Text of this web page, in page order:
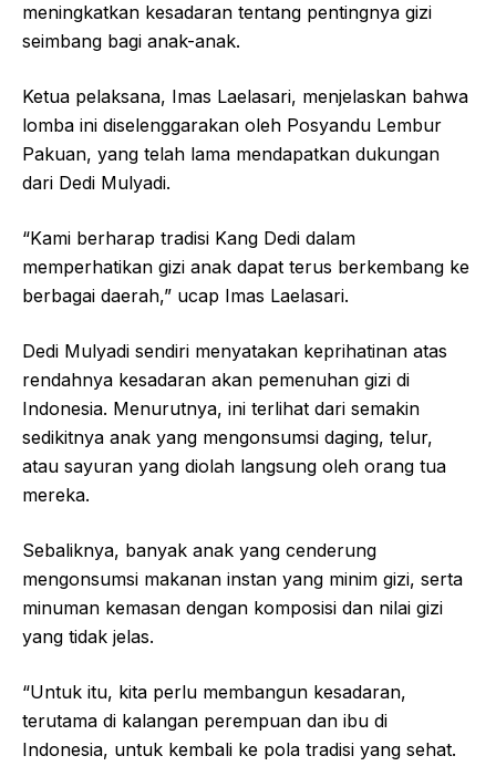
meningkatkan kesadaran tentang pentingnya gizi
seimbang bagi anak-anak.
Ketua pelaksana, Imas Laelasari, menjelaskan bahwa
lomba ini diselenggarakan oleh Posyandu Lembur
Pakuan, yang telah lama mendapatkan dukungan
dari Dedi Mulyadi.
“Kami berharap tradisi Kang Dedi dalam
memperhatikan gizi anak dapat terus berkembang ke
berbagai daerah,” ucap Imas Laelasari.
Dedi Mulyadi sendiri menyatakan keprihatinan atas
rendahnya kesadaran akan pemenuhan gizi di
Indonesia. Menurutnya, ini terlihat dari semakin
sedikitnya anak yang mengonsumsi daging, telur,
atau sayuran yang diolah langsung oleh orang tua
mereka.
Sebaliknya, banyak anak yang cenderung
mengonsumsi makanan instan yang minim gizi, serta
minuman kemasan dengan komposisi dan nilai gizi
yang tidak jelas.
“Untuk itu, kita perlu membangun kesadaran,
terutama di kalangan perempuan dan ibu di
Indonesia, untuk kembali ke pola tradisi yang sehat.